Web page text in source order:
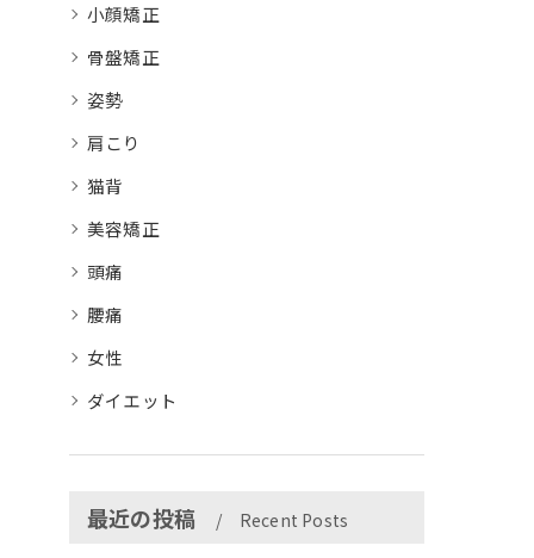
小顔矯正
骨盤矯正
姿勢
肩こり
猫背
美容矯正
頭痛
腰痛
女性
ダイエット
最近の投稿 Recent Posts